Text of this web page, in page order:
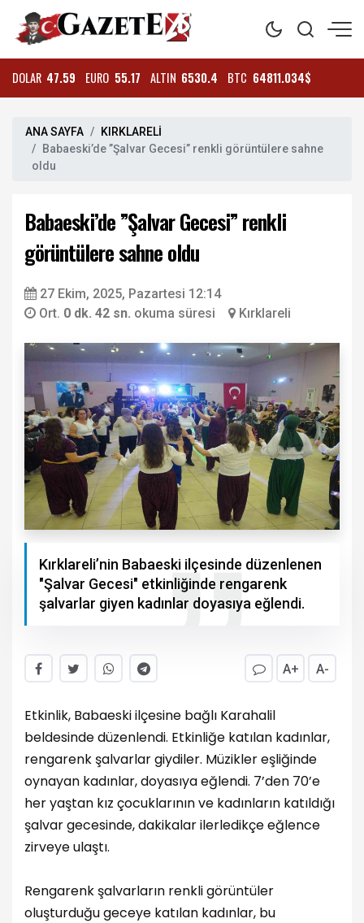
DOLAR 47.59 EURO 55.17 ALTIN 6530.4 BTC 64811.034$
ANA SAYFA
KIRKLARELİ
Babaeski’de ”Şalvar Gecesi” renkli görüntülere sahne
oldu
Babaeski’de ”Şalvar Gecesi” renkli
görüntülere sahne oldu
27 Ekim, 2025, Pazartesi 12:14
Ort. 0 dk. 42 sn. okuma süresi Kırklareli
Kırklareli’nin Babaeski ilçesinde düzenlenen
"Şalvar Gecesi" etkinliğinde rengarenk
şalvarlar giyen kadınlar doyasıya eğlendi.
A+ A-
Etkinlik, Babaeski ilçesine bağlı Karahalil
beldesinde düzenlendi. Etkinliğe katılan kadınlar,
rengarenk şalvarlar giydiler. Müzikler eşliğinde
oynayan kadınlar, doyasıya eğlendi. 7’den 70’e
her yaştan kız çocuklarının ve kadınların katıldığı
şalvar gecesinde, dakikalar ilerledikçe eğlence
zirveye ulaştı.
Rengarenk şalvarların renkli görüntüler
oluşturduğu geceye katılan kadınlar, bu